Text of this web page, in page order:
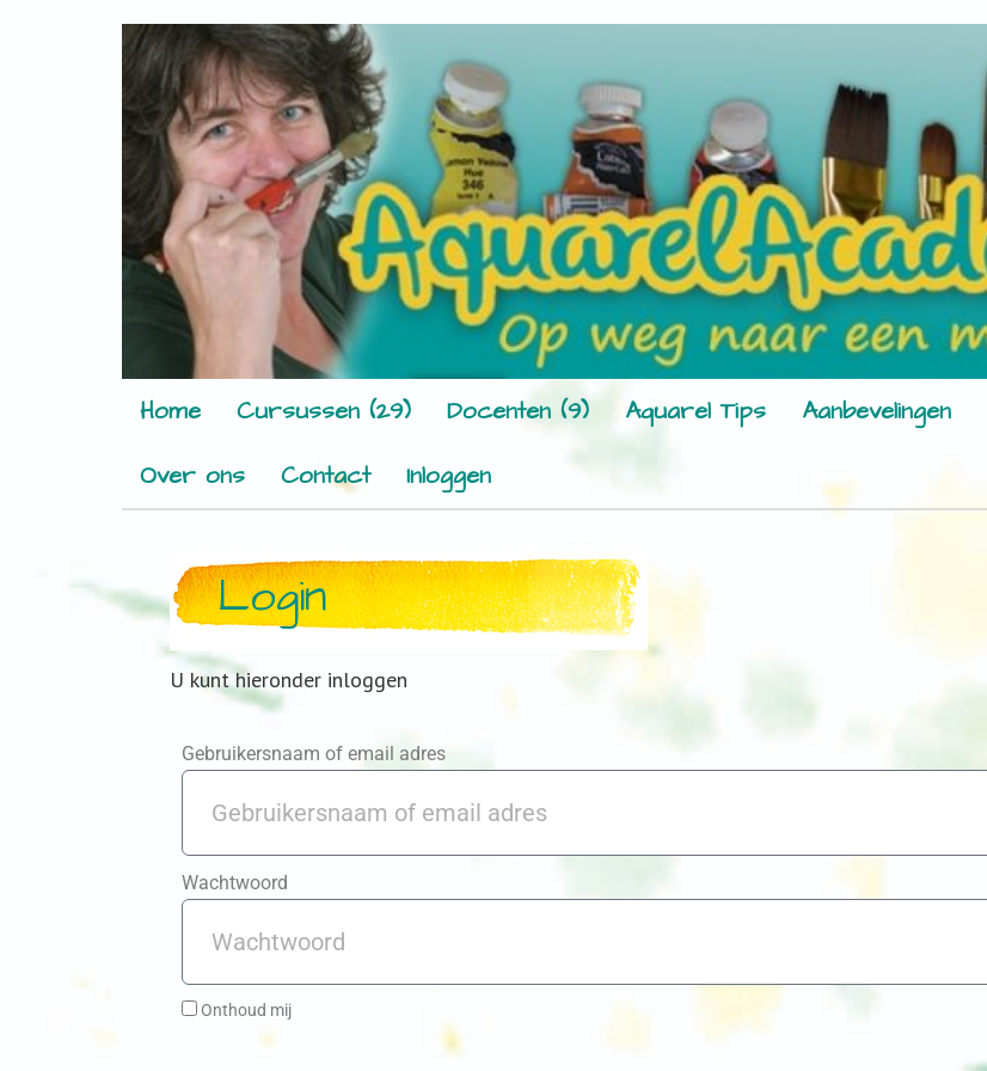
Home Cursussen (29) Docenten (9) Aquarel Tips Aanbevelingen
Over ons
Contact Inloggen
Login
U kunt hieronder inloggen
Gebruikersnaam of email adres
Wachtwoord
Onthoud mij